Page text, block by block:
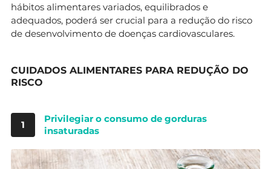
hábitos alimentares variados, equilibrados e
adequados, poderá ser crucial para a redução do risco
de desenvolvimento de doenças cardiovasculares.
CUIDADOS ALIMENTARES PARA REDUÇÃO DO
RISCO
1
Privilegiar o consumo de gorduras
insaturadas